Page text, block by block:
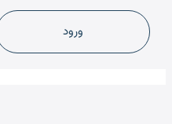
ورود